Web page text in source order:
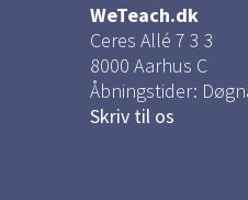
WeTeach.dk
Ceres Allé 7 3 3
8000 Aarhus C
Åbningstider:
Skriv til os